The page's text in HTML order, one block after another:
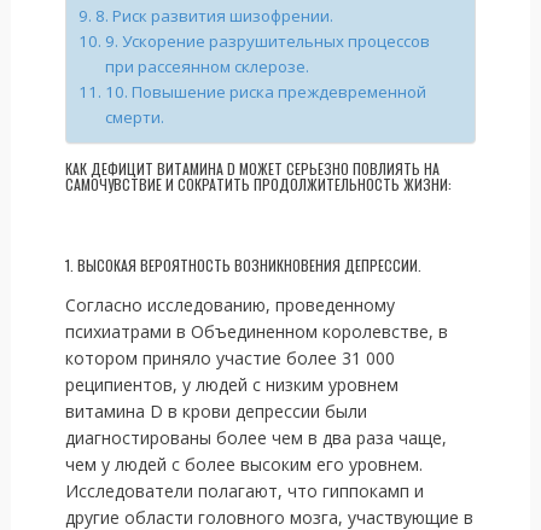
8. Риск развития шизофрении.
9. Ускорение разрушительных процессов
при рассеянном склерозе.
10. Повышение риска преждевременной
смерти.
КАК ДЕФИЦИТ ВИТАМИНА D МОЖЕТ СЕРЬЕЗНО ПОВЛИЯТЬ НА
САМОЧУВСТВИЕ И СОКРАТИТЬ ПРОДОЛЖИТЕЛЬНОСТЬ ЖИЗНИ:
1. ВЫСОКАЯ ВЕРОЯТНОСТЬ ВОЗНИКНОВЕНИЯ ДЕПРЕССИИ.
Согласно исследованию, проведенному
психиатрами в Объединенном королевстве, в
котором приняло участие более 31 000
реципиентов, у людей с низким уровнем
витамина D в крови депрессии были
диагностированы более чем в два раза чаще,
чем у людей с более высоким его уровнем.
Исследователи полагают, что гиппокамп и
другие области головного мозга, участвующие в